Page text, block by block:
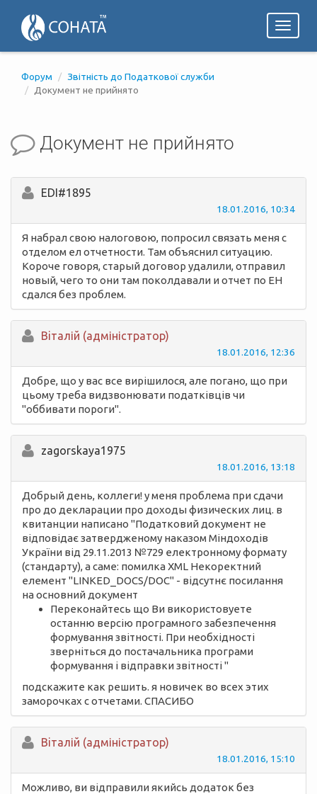
Toggle
Форум
Звітність до Податкової служби
Документ не прийнято
Документ не прийнято
EDI#1895
18.01.2016, 10:34
Я набрал свою налоговою, попросил связать меня с
отделом ел отчетности. Там объяснил ситуацию.
Короче говоря, старый договор удалили, отправил
новый, чего то они там поколдавали и отчет по ЕН
сдался без проблем.
Вiталій (адміністратор)
18.01.2016, 12:36
Добре, що у вас все вирішилося, але погано, що при
цьому треба видзвонювати податківців чи
"оббивати пороги".
zagorskaya1975
18.01.2016, 13:18
Добрый день, коллеги! у меня проблема при сдачи
про до декларации про доходы физических лиц. в
квитанции написано "Податковий документ не
відповідає затвердженому наказом Міндоходів
України від 29.11.2013 №729 електронному формату
(стандарту), а саме: помилка XML Некоректний
елемент "LINKED_DOCS/DOC" - відсутнє посилання
на основний документ
Переконайтесь що Ви використовуете
останню версію програмного забезпечення
формування звітності. При необхідності
зверніться до постачальника програми
формування і відправки звітності "
подскажите как решить. я новичек во всех этих
заморочках с отчетами. СПАСИБО
Вiталій (адміністратор)
18.01.2016, 15:10
Можливо, ви відправили якийсь додаток без